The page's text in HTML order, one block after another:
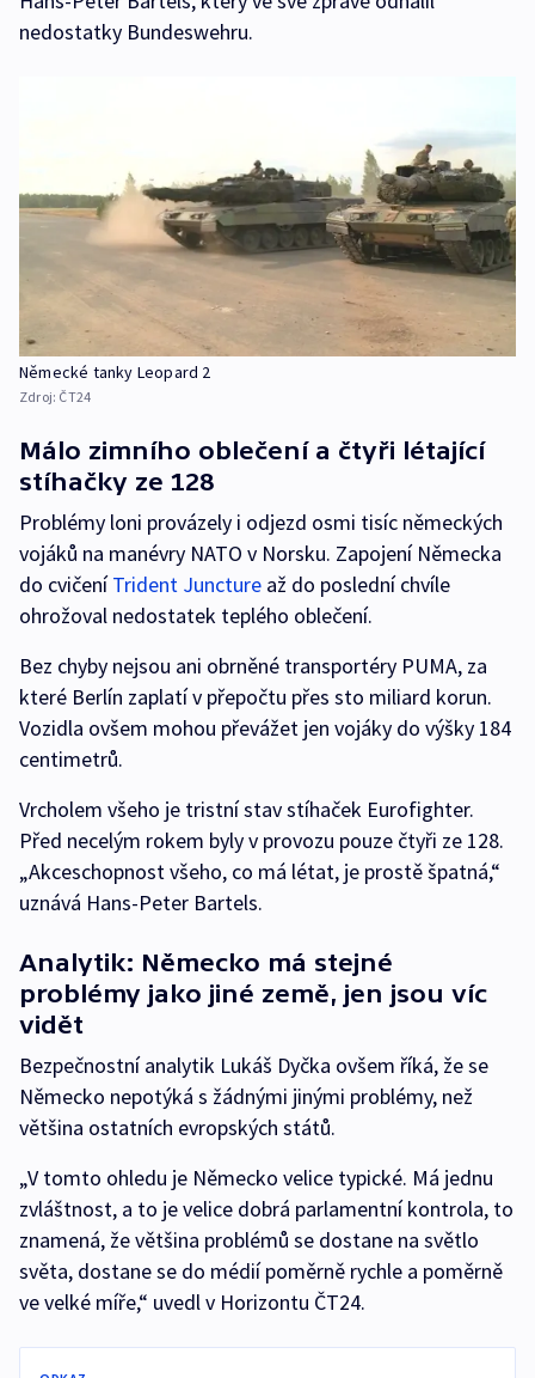
nedostatky Bundeswehru.
Německé tanky Leopard 2
Zdroj: ČT24
Málo zimního oblečení a čtyři létající
stíhačky ze 128
Problémy loni provázely i odjezd osmi tisíc německých
vojáků na manévry NATO v Norsku. Zapojení Německa
do cvičeníTrident Juncture až do poslední chvíle
ohrožoval nedostatek teplého oblečení.
Bez chyby nejsou ani obrněné transportéry PUMA, za
které Berlín zaplatí v přepočtu přes sto miliard korun.
Vozidla ovšem mohou převážet jen vojáky do výšky 184
centimetrů.
Vrcholem všeho je tristní stav stíhaček Eurofighter.
Před necelým rokem byly v provozu pouze čtyři ze 128.
„Akceschopnost všeho, co má létat, je prostě špatná,“
uznává Hans-Peter Bartels.
Analytik: Německo má stejné
problémy jako jiné země, jen jsou víc
vidět
Bezpečnostní analytik Lukáš Dyčka ovšem říká, že se
Německo nepotýká s žádnými jinými problémy, než
většina ostatních evropských států.
„V tomto ohledu je Německo velice typické. Má jednu
zvláštnost, a to je velice dobrá parlamentní kontrola, to
znamená, že většina problémů se dostane na světlo
světa, dostane se do médií poměrně rychle a poměrně
ve velké míře,“ uvedl v Horizontu ČT24.